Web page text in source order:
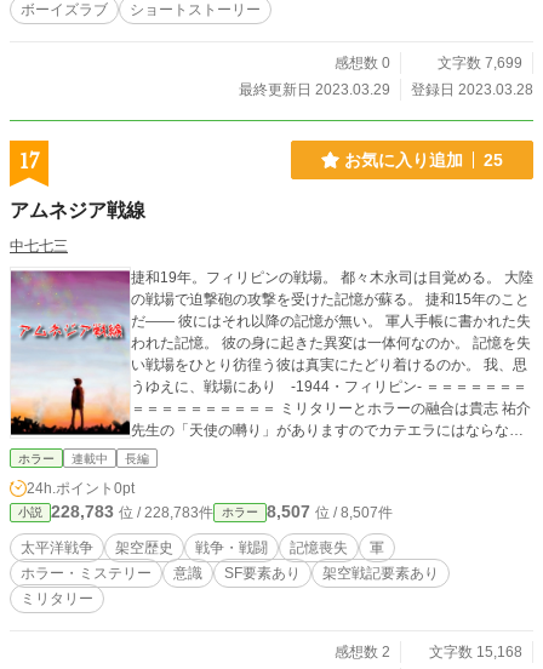
ボーイズラブ
ショートストーリー
感想数 0
文字数 7,699
最終更新日 2023.03.29
登録日 2023.03.28
17 お気に入り追加 25
アムネジア戦線
中七七三
捷和19年。フィリピンの戦場。 都々木永司は目覚める。 大陸
の戦場で迫撃砲の攻撃を受けた記憶が蘇る。 捷和15年のこと
だ―― 彼にはそれ以降の記憶が無い。 軍人手帳に書かれた失
われた記憶。 彼の身に起きた異変は一体何なのか。 記憶を失
い戦場をひとり彷徨う彼は真実にたどり着けるのか。 我、思
うゆえに、戦場にあり -1944・フィリピン- ＝＝＝＝＝＝＝
＝＝＝＝＝＝＝＝＝＝ ミリタリーとホラーの融合は貴志 祐介
先生の「天使の囀り」がありますのでカテエラにはならない
と思います…… 架空の太平洋戦争設定のホラー小説では飴村
実よりですが……
ホラー 連載中 長編
24h.ポイント 0pt
小説 228,783 位 / 228,783件 ホラー 8,507 位 / 8,507件
太平洋戦争 架空歴史 戦争・戦闘 記憶喪失
軍
ホラー・ミステリー
意識 SF要素あり
架空戦記要素あり
ミリタリー
感想数 2
文字数 15,168